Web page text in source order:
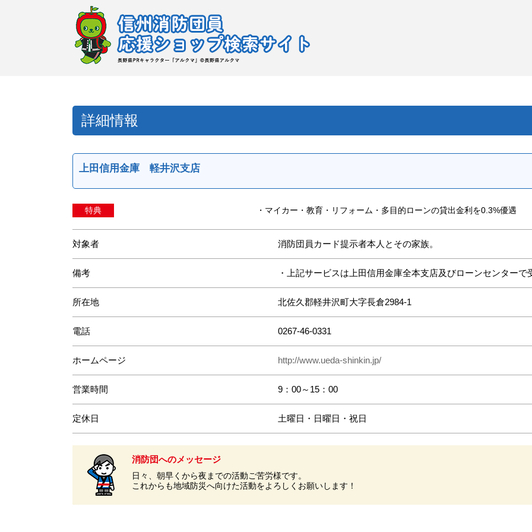
詳細情報
上田信用金庫 軽井沢支店
特典 ・マイカー・教育・リフォーム・多目的ローンの貸出金利を0.3%優遇
対象者 消防団員カード提示者本人とその家族。
備考 ・上記サービスは上田信用金庫全本支店及びローンセンターで
所在地 北佐久郡軽井沢町大字長倉2984-1
電話 0267-46-0331
ホームページ http://www.ueda-shinkin.jp/
営業時間 9：00～15：00
定休日 土曜日・日曜日・祝日
消防団へのメッセージ
日々、朝早くから夜までの活動ご苦労様です。
これからも地域防災へ向けた活動をよろしくお願いします！